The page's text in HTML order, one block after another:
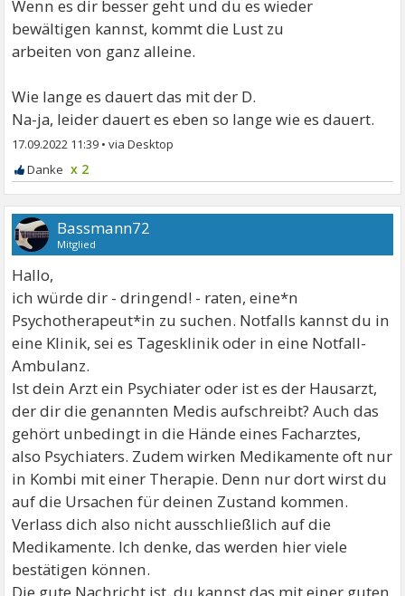
Wenn es dir besser geht und du es wieder
bewältigen kannst, kommt die Lust zu
arbeiten von ganz alleine.
Wie lange es dauert das mit der D.
Na-ja, leider dauert es eben so lange wie es dauert.
17.09.2022 11:39 •
x 2
Bassmann72
Mitglied
Hallo,
ich würde dir - dringend! - raten, eine*n
Psychotherapeut*in zu suchen. Notfalls kannst du in
eine Klinik, sei es Tagesklinik oder in eine Notfall-
Ambulanz.
Ist dein Arzt ein Psychiater oder ist es der Hausarzt,
der dir die genannten Medis aufschreibt? Auch das
gehört unbedingt in die Hände eines Facharztes,
also Psychiaters. Zudem wirken Medikamente oft nur
in Kombi mit einer Therapie. Denn nur dort wirst du
auf die Ursachen für deinen Zustand kommen.
Verlass dich also nicht ausschließlich auf die
Medikamente. Ich denke, das werden hier viele
bestätigen können.
Die gute Nachricht ist, du kannst das mit einer guten